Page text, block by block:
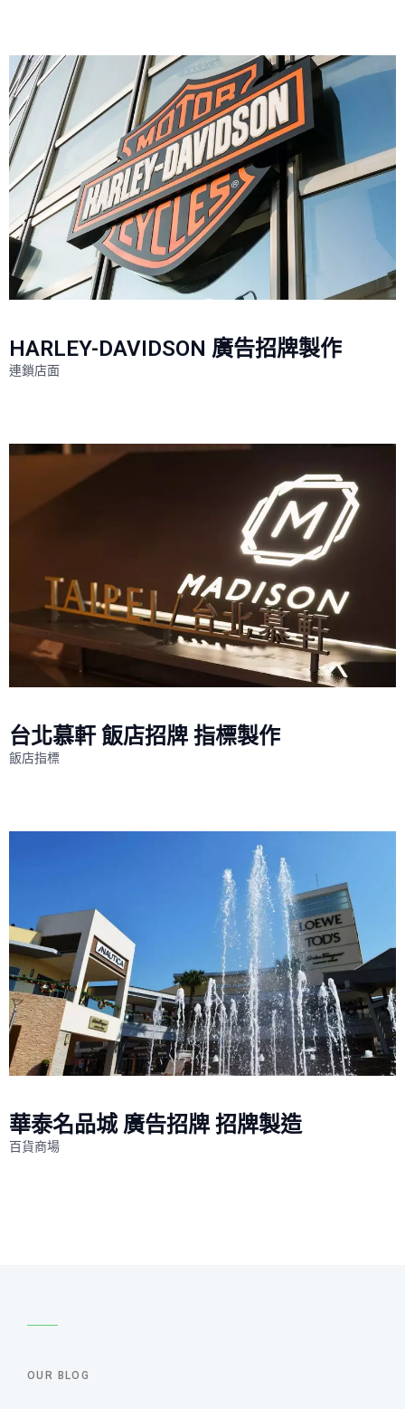
HARLEY-DAVIDSON 廣告招牌製作
連鎖店面
台北慕軒 飯店招牌 指標製作
飯店指標
華泰名品城 廣告招牌 招牌製造
百貨商場
OUR BLOG